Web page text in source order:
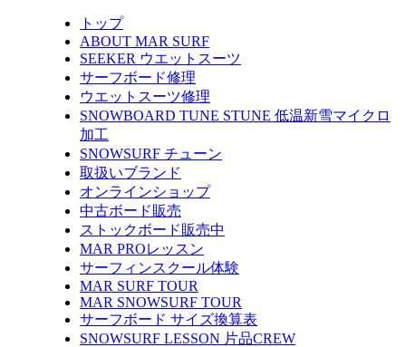
トップ
ABOUT MAR SURF
SEEKER ウエットスーツ
サーフボード修理
ウエットスーツ修理
SNOWBOARD TUNE STUNE 低温新雪マイクロ
加工
SNOWSURF チューン
取扱いブランド
オンラインショップ
中古ボード販売
ストックボード販売中
MAR PROレッスン
サーフィンスクール体験
MAR SURF TOUR
MAR SNOWSURF TOUR
サーフボード サイズ換算表
SNOWSURF LESSON 片品CREW